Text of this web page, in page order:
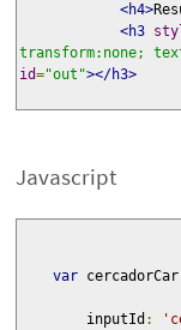
<h4>
<h3
transform:none;
id="out"></h3>
Javascript
var
        inputId
: